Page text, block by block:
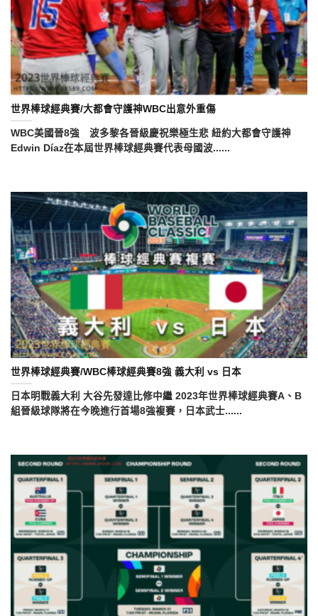
世界棒球經典賽/大都會守護神WBC出意外重傷
WBC美國晉8強 波多黎各晉級慶祝樂極生悲 紐約大都會守護神
Edwin Díaz在本屆世界棒球經典賽代表母國波......
世界棒球經典賽/WBC棒球經典賽8強 義大利 vs 日本
日本明戰義大利 大谷先發達比修中繼 2023年世界棒球經典賽A、B
組晉級球隊將在今晚進行首場8強複賽，日本武士......